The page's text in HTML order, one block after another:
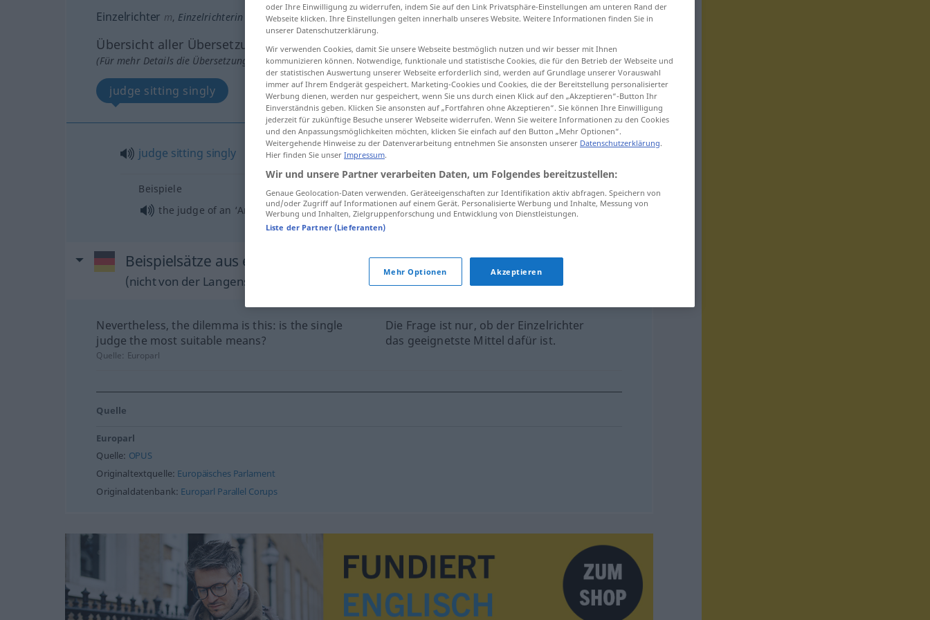
Einzelrichter m, Einzelrichterin
Übersicht aller Übersetzungen
(Für mehr Details die Übersetzung anklicken/antippen)
judge sitting singly
judge sitting singly Einzelrichter
Beispiele
the judge of an ‘Amtsgericht’ sitting singly
derAmtsrichterals Einzelrichter
Beispielsätze aus externen Quellen für "Einzelrichter"
(nicht von der Langenscheidt Redaktion geprüft)
Nevertheless, the dilemma is this: is the single
judge the most suitable means?
Die Frage ist nur, ob der Einzelrichter
das geeignetste Mittel dafür ist.
Quelle: Europarl
Quelle
Europarl
Quelle: OPUS
Originaltextquelle: Europäisches Parlament
Originaldatenbank: Europarl Parallel Corups
oder Ihre Einwilligung zu widerrufen, indem Sie auf den Link Privatsphäre-Einstellungen am unteren Rand der
Webseite klicken. Ihre Einstellungen gelten innerhalb unseres Website. Weitere Informationen finden Sie in
unserer Datenschutzerklärung.
Wir verwenden Cookies, damit Sie unsere Webseite bestmöglich nutzen und wir besser mit Ihnen
kommunizieren können. Notwendige, funktionale und statistische Cookies, die für den Betrieb der Webseite und
der statistischen Auswertung unserer Webseite erforderlich sind, werden auf Grundlage unserer Vorauswahl
immer auf Ihrem Endgerät gespeichert. Marketing-Cookies und Cookies, die der Bereitstellung personalisierter
Werbung dienen, werden nur gespeichert, wenn Sie uns durch einen Klick auf den „Akzeptieren“-Button Ihr
Einverständnis geben. Klicken Sie ansonsten auf „Fortfahren ohne Akzeptieren“. Sie können Ihre Einwilligung
jederzeit für zukünftige Besuche unserer Webseite widerrufen. Wenn Sie weitere Informationen zu den Cookies
und den Anpassungsmöglichkeiten möchten, klicken Sie einfach auf den Button „Mehr Optionen“.
Weitergehende Hinweise zu der Datenverarbeitung entnehmen Sie ansonsten unserer Datenschutzerklärung.
Hier finden Sie unser Impressum.
Wir und unsere Partner verarbeiten Daten, um Folgendes bereitzustellen:
Genaue Geolocation-Daten verwenden. Geräteeigenschaften zur Identifikation aktiv abfragen. Speichern von
und/oder Zugriff auf Informationen auf einem Gerät. Personalisierte Werbung und Inhalte, Messung von
Werbung und Inhalten, Zielgruppenforschung und Entwicklung von Dienstleistungen.
Liste der Partner (Lieferanten)
Mehr Optionen Akzeptieren